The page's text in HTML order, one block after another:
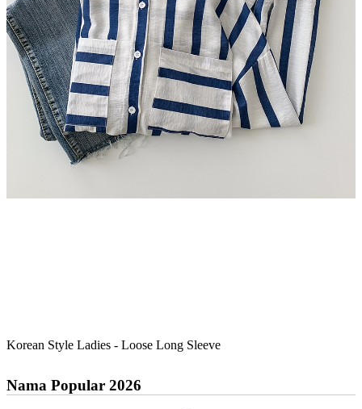
Korean Style Ladies - Loose Long Sleeve
Nama Popular 2026